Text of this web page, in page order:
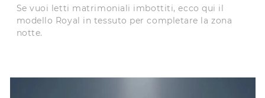
Se vuoi letti matrimoniali imbottiti, ecco qui il
modello Royal in tessuto per completare la zona
notte.